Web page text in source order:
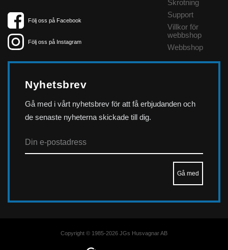
Skrotning
Support
Villkor för
webbshop
Webbshop
Följ oss på Facebook
Följ oss på Instagram
Nyhetsbrev
Gå med i vårt nyhetsbrev för att få erbjudanden och
de senaste nyheterna skickade till dig.
Copyright © 1985-2026 JGs Husvagnar AB